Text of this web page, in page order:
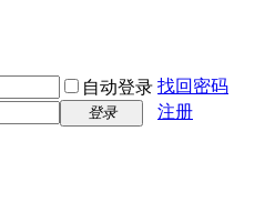
自动登录 找回密码
登录 注册